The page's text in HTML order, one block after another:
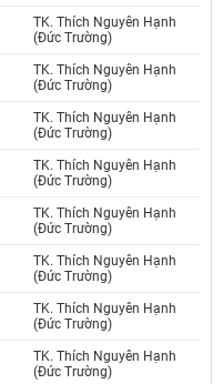
TK. Thích Nguyên Hạnh
(Đức Trường)
TK. Thích Nguyên Hạnh
(Đức Trường)
TK. Thích Nguyên Hạnh
(Đức Trường)
TK. Thích Nguyên Hạnh
(Đức Trường)
TK. Thích Nguyên Hạnh
(Đức Trường)
TK. Thích Nguyên Hạnh
(Đức Trường)
TK. Thích Nguyên Hạnh
(Đức Trường)
TK. Thích Nguyên Hạnh
(Đức Trường)